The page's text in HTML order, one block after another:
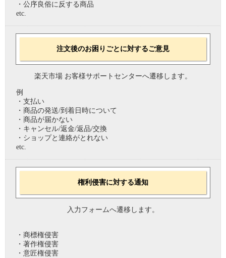
・公序良俗に反する商品
etc.
注文後のお困りごとに対するご意見
楽天市場 お客様サポートセンターへ遷移します。
例
・支払い
・商品の発送/到着日時について
・商品が届かない
・キャンセル/返金/返品/交換
・ショップと連絡がとれない
etc.
権利侵害に対する通知
入力フォームへ遷移します。
・商標権侵害
・著作権侵害
・意匠権侵害